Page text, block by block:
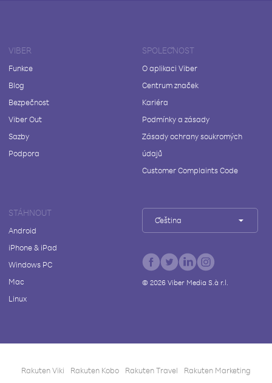
VIBER
Funkce
Blog
Bezpečnost
Viber Out
Sazby
Podpora
SPOLEČNOST
O aplikaci Viber
Centrum značek
Kariéra
Podmínky a zásady
Zásady ochrany soukromých
údajů
Customer Complaints Code
STÁHNOUT
Android
iPhone & iPad
Windows PC
Mac
Linux
Čeština
© 2026Viber Media S.à r.l.
Rakuten Viki Rakuten Kobo Rakuten Travel Rakuten Marketing